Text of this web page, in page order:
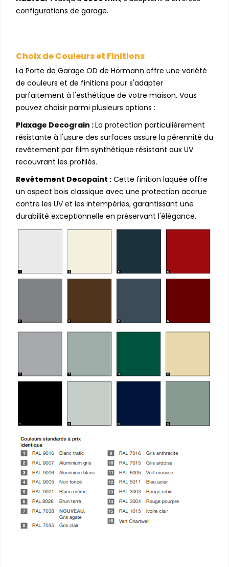
configurations de garage.
Choix de Couleurs et Finitions
La Porte de Garage OD de Hörmann offre une variété
de couleurs et de finitions pour s'adapter
parfaitement à l'esthétique de votre maison. Vous
pouvez choisir parmi plusieurs options :
Plaxage Decograin :La protection particulièrement
résistante à l'usure des surfaces assure la pérennité du
revêtement par film synthétique résistant aux UV
recouvrant les profilés.
Revêtement Decopaint : Cette finition laquée offre
un aspect bois classique avec une protection accrue
contre les UV et les intempéries, garantissant une
durabilité exceptionnelle en préservant l'élégance.